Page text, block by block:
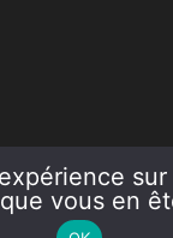
vous en